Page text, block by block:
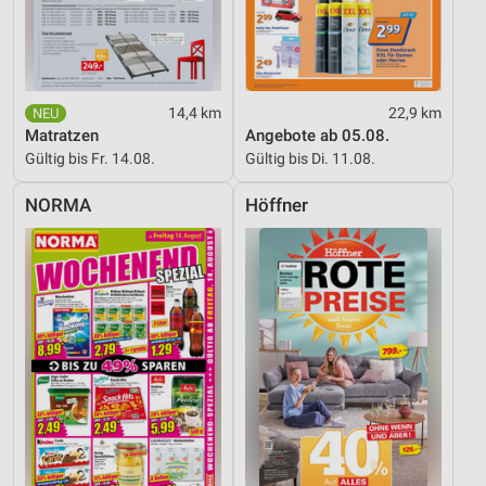
14,4 km
Matratzen
Gültig bis Fr. 14.08.
22,9 km
Angebote ab 05.08.
Gültig bis Di. 11.08.
NORMA Höffner
Kombinationen von Daten aus verschiedenen
Quellen
Entwicklung und Verbesserung der Angebote
Verwendung reduzierter Daten zur Auswahl von
Inhalten
Verwendung genauer Standortdaten
Geräte anhand von aktiv angeforderten
Informationen identifizieren
Nicht-IAB-Verarbeitungszwecke:
Notwendig
Performance
Funktional
Werbung